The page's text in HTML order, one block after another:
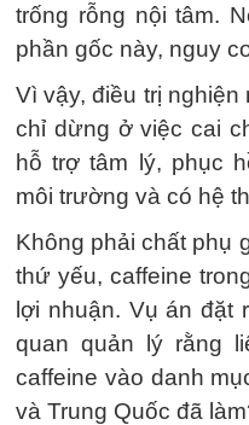
trống rỗng nội tâm.
phần gốc này, nguy
Vì vậy, điều trị
chỉ dừng ở việc cai
hỗ trợ tâm lý, phục
môi trường và có hệ
Không phải chất phụ
thứ yếu, caffeine
lợi nhuận. Vụ án đặt
quan quản lý rằng
caffeine vào danh
và Trung Quốc đã